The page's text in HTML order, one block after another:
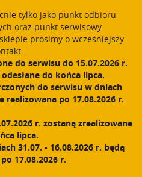
new Date()); gtag('config',
Polski
Zaloguj się 0
N
w
g
|Cordura 500
tylko jako punkt odbioru
oraz punkt serwisowy.
prosimy o wcześniejszy
do serwisu do 15.07.2026 r.
do końca lipca.
do serwisu w dniach
realizowana po 17.08.2026 r.
r. zostaną zrealizowane
lipca.
31.07. - 16.08.2026 r. będą
17.08.2026 r.